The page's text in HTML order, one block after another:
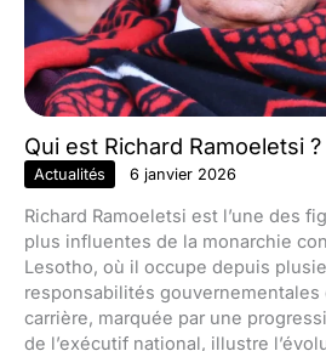
Qui est Richard Ramoeletsi ?
Actualités 6 janvier 2026
Richard Ramoeletsi est l’une des
plus influentes de la monarchie
Lesotho, où il occupe depuis
responsabilités gouvernementales
carrière, marquée par une
de l’exécutif national, illustre